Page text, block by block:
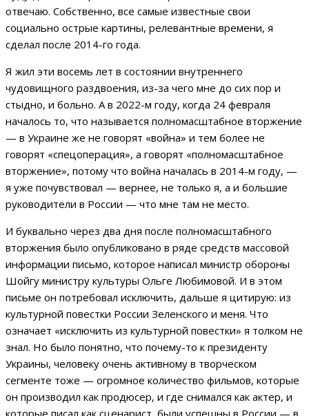
отвечаю. Собственно, все самые известные свои
социально острые картины, релевантные времени, я
сделал после 2014-го года.
Я жил эти восемь лет в состоянии внутреннего
чудовищного раздвоения, из-за чего мне до сих пор и
стыдно, и больно. А в 2022-м году, когда 24 февраля
началось то, что называется полномасштабное вторжение
— в Украине же не говорят «война» и тем более не
говорят «спецоперация», а говорят «полномасштабное
вторжение», потому что война началась в 2014-м году, —
я уже почувствовал — вернее, не только я, а и большие
руководители в России — что мне там не место.
И буквально через два дня после полномасштабного
вторжения было опубликовано в ряде средств массовой
информации письмо, которое написал министр обороны
Шойгу министру культуры Ольге Любимовой. И в этом
письме он потребовал исключить, дальше я цитирую: из
культурной повестки России Зеленского и меня. Что
означает «исключить из культурной повестки» я толком не
знал. Но было понятно, что почему-то к президенту
Украины, человеку очень активному в творческом
сегменте тоже — огромное количество фильмов, которые
он производил как продюсер, и где снимался как актер, и